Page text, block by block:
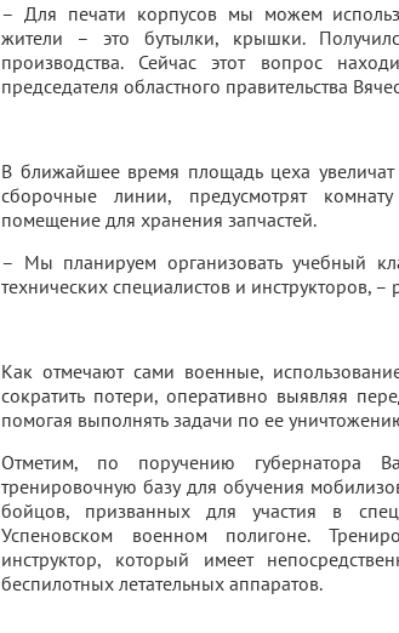
– Для печати корпусов мы можем
жители – это бутылки, крышки.
производства. Сейчас этот вопрос
председателя областного правительства
В ближайшее время площадь цеха
сборочные линии, предусмотрят
помещение для хранения запчастей.
– Мы планируем организовать учебный
технических специалистов и инструкторов,
Как отмечают сами военные,
сократить потери, оперативно выявляя
помогая выполнять задачи по ее
Отметим, по поручению губернатора
тренировочную базу для обучения
бойцов, призванных для участия в
Успеновском военном полигоне.
инструктор, который имеет
беспилотных летательных аппаратов.